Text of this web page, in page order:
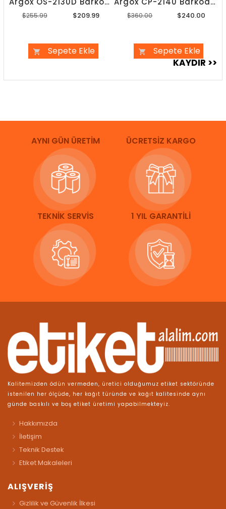
$209.99
$255.99
Sepete Ekle
$240.00
$360.00
Sepete Ekle
AYNI GÜN ÜRETİM ÜCRETSİZ KARGO
TEKNİK SERVİS 1 YIL GARANTİLİ
Kalitemizden ödün vermeden, üretici olduğumuz etiket sektöründe
istenilen her ölçüde, her kağıt türünde ve kağıt kalitesinde aynı
günde baskılı ve boş etiket üretimi yapabilmekteyiz.
Hakkımızda
İletişim
Teknik Destek
Etiket Makaleleri
ALIŞVERİŞ
Gizlilik ve Güvenlik İlkesi